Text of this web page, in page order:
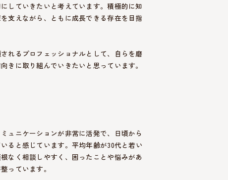
していきたいと考えています。積極的に知
支えながら、ともに成長できる存在を目指
れるプロフェッショナルとして、自らを磨
きに取り組んでいきたいと思っています。
ュニケーションが非常に活発で、日頃から
ると感じています。平均年齢が30代と若い
なく相談しやすく、困ったことや悩みがあ
っています。